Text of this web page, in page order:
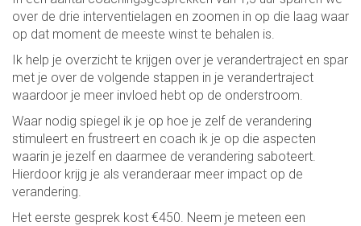
over de drie interventielagen en zoomen in op die laag waar
op dat moment de meeste winst te behalen is.
Ik help je overzicht te krijgen over je verandertraject en spar
met je over de volgende stappen in je verandertraject
waardoor je meer invloed hebt op de onderstroom.
Waar nodig spiegel ik je op hoe je zelf de verandering
stimuleert en frustreert en coach ik je op die aspecten
waarin je jezelf en daarmee de verandering saboteert.
Hierdoor krijg je als veranderaar meer impact op de
verandering.
Het eerste gesprek kost €450. Neem je meteen een